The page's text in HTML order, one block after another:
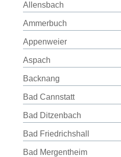
Allensbach
Ammerbuch
Appenweier
Aspach
Backnang
Bad Cannstatt
Bad Ditzenbach
Bad Friedrichshall
Bad Mergentheim